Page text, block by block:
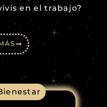
en el trabajo?